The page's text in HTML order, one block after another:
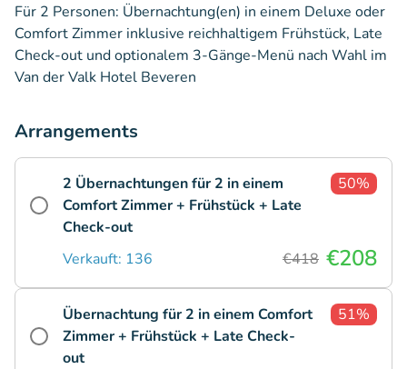
Für 2 Personen: Übernachtung(en) in einem Deluxe oder
Comfort Zimmer inklusive reichhaltigem Frühstück, Late
Check-out und optionalem 3-Gänge-Menü nach Wahl im
Van der Valk Hotel Beveren
Arrangements
2 Übernachtungen für 2 in einem
Comfort Zimmer + Frühstück + Late
Check-out
50%
Verkauft: 136 €418 €208
Übernachtung für 2 in einem Comfort
Zimmer + Frühstück + Late Check-
out
51%